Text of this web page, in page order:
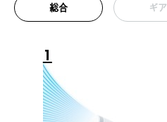
総合 ギア
1